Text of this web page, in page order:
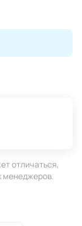
отличаться,
менеджеров.